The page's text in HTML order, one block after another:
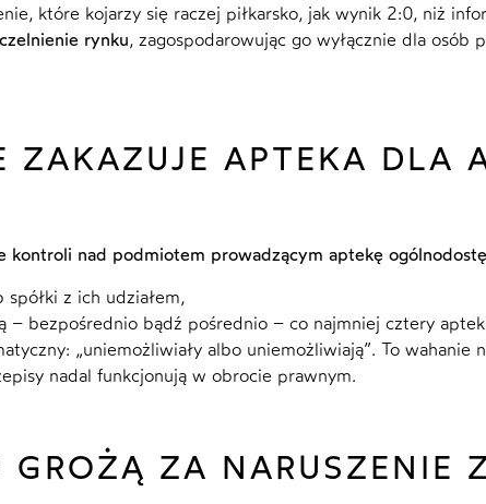
które kojarzy się raczej piłkarsko, jak wynik 2:0, niż
rynku, zagospodarowując go wyłącznie dla osób
ZAKAZUJE APTEKA DLA
kontroli nad podmiotem prowadzącym aptekę
z ich udziałem,
– bezpośrednio bądź pośrednio – co najmniej cztery
„uniemożliwiały albo uniemożliwiają”. To
nadal funkcjonują w obrocie prawnym.
GROŻĄ ZA NARUSZENIE